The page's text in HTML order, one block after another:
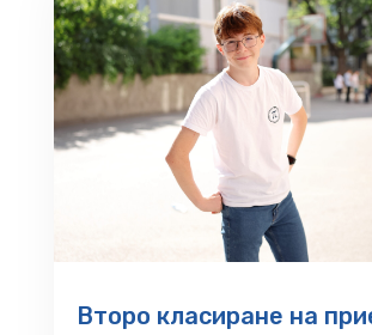
Второ класиране на